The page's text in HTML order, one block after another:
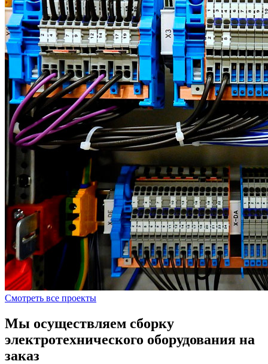
Смотреть все проекты
Мы осуществляем сборку
электротехнического оборудования на
заказ